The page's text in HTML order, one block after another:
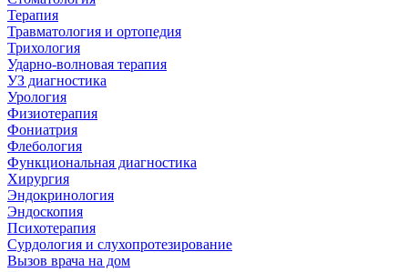
Терапия
Травматология и ортопедия
Трихология
Ударно-волновая терапия
УЗ диагностика
Урология
Физиотерапия
Фониатрия
Флебология
Функциональная диагностика
Хирургия
Эндокринология
Эндоскопия
Психотерапия
Сурдология и слухопротезирование
Вызов врача на дом